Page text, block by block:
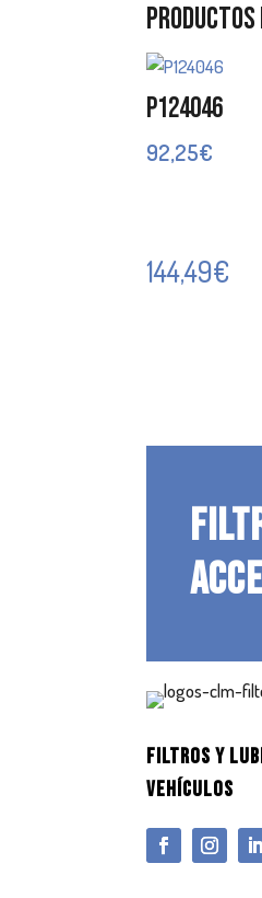
P124046
92,25€
144,49€
FILTROS Y
VEHÍCULOS